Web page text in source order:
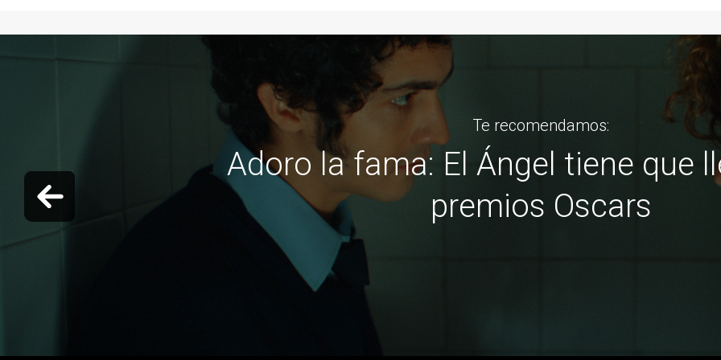
Te recomendamos:
¿Cuándo llegamos?: Crítica de